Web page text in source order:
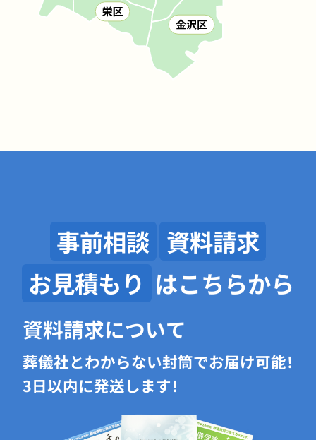
事前相談 資料請求
お見積もり はこちらから
資料請求について
葬儀社とわからない封筒でお届け可能！
3日以内に発送します！